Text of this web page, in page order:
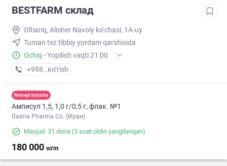
BESTFARM склад
Oltiariq, Alisher Navoiy ko‘chasi, 1A-uy
Tuman tez tibbiy yordam qarshisida
Ochiq · Yopilish vaqti 21:00
+998 (91) XXX-XX-XX
кo’rish
Retsept bo'yicha
Амписул 1,5, 1,0 г/0,5 г, флак. №1
Daana Pharma Co. (Иран)
Mavjud: 31 dona (3 soat oldin yangilangan)
180 000 so'm